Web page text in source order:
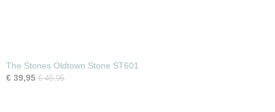
The Stones Oldtown Stone ST601
€ 39,95 € 45,95